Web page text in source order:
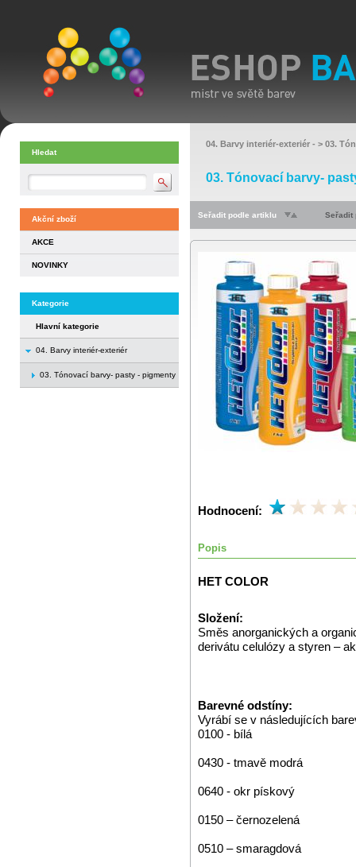
Hledat
Akční zboží
AKCE
NOVINKY
Kategorie
Hlavní kategorie
04. Barvy interiér-exteriér
03. Tónovací barvy- pasty - pigmenty
04. Barvy interiér-exteriér - > 03.
03. Tónovací barvy-
Seřadit podle artiklu Seřadit
Hodnocení:
Popis
HET COLOR
Složení:
Směs anorganických a
derivátu celulózy a styren –
Barevné odstíny:
Vyrábí se v následujících
0100 - bílá
0430 - tmavě modrá
0640 - okr pískový
0150 – černozelená
0510 – smaragdová